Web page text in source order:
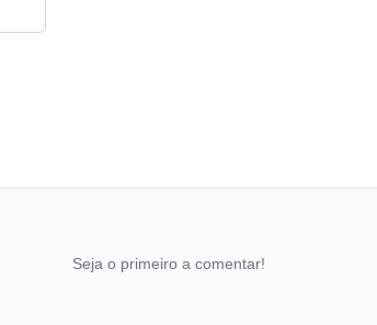
Seja o primeiro a comentar!